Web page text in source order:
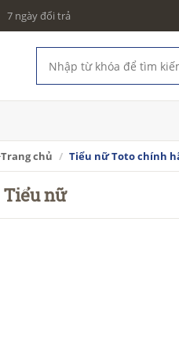
7 ngày đổi trả
Trang chủ Tiểu nữ Toto chính
Tiểu nữ